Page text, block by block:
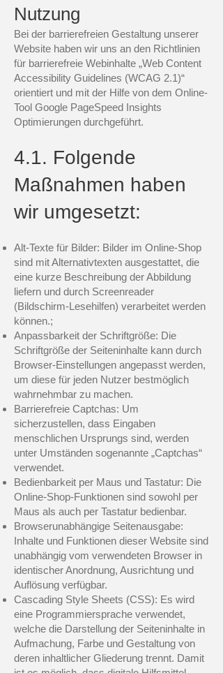
Nutzung
Bei der barrierefreien Gestaltung unserer
Website haben wir uns an den Richtlinien
für barrierefreie Webinhalte „Web Content
Accessibility Guidelines (WCAG 2.1)“
orientiert und mit der Hilfe von dem Online-
Tool Google PageSpeed Insights
Optimierungen durchgeführt.
4.1. Folgende
Maßnahmen haben
wir umgesetzt:
Alt-Texte für Bilder: Bilder im Online-Shop
sind mit Alternativtexten ausgestattet, die
eine kurze Beschreibung der Abbildung
liefern und durch Screenreader
(Bildschirm-Lesehilfen) verarbeitet werden
können.;
Anpassbarkeit der Schriftgröße: Die
Schriftgröße der Seiteninhalte kann durch
Browser-Einstellungen angepasst werden,
um diese für jeden Nutzer bestmöglich
wahrnehmbar zu machen.
Barrierefreie Captchas: Um
sicherzustellen, dass Eingaben
menschlichen Ursprungs sind, werden
unter Umständen sogenannte „Captchas“
verwendet.
Bedienbarkeit per Maus und Tastatur: Die
Online-Shop-Funktionen sind sowohl per
Maus als auch per Tastatur bedienbar.
Browserunabhängige Seitenausgabe:
Inhalte und Funktionen dieser Website sind
unabhängig vom verwendeten Browser in
identischer Anordnung, Ausrichtung und
Auflösung verfügbar.
Cascading Style Sheets (CSS): Es wird
eine Programmiersprache verwendet,
welche die Darstellung der Seiteninhalte in
Aufmachung, Farbe und Gestaltung von
deren inhaltlicher Gliederung trennt. Damit